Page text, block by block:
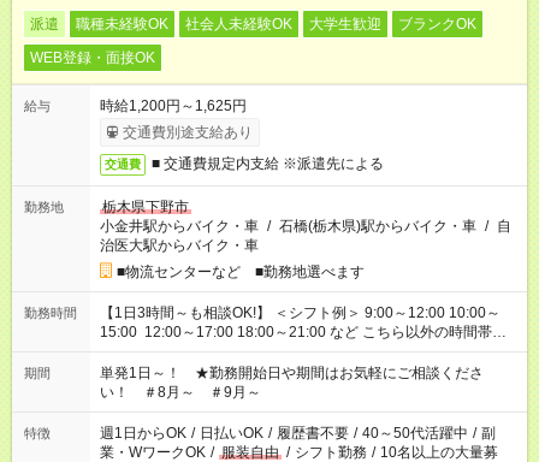
派遣 職種未経験OK 社会人未経験OK 大学生歓迎
ブランクOK
WEB登録・面接OK
給与
時給1,200円～1,625円
交通費別途支給あり
交通費 ■ 交通費規定内支給 ※派遣先による
勤務地
栃木県下野市
小金井駅からバイク・車 / 石橋(栃木県)駅からバイク・車 / 自
治医大駅からバイク・車
■物流センターなど ■勤務地選べます
勤務時間
【1日3時間～も相談OK!】 ＜シフト例＞ 9:00～12:00 10:00～
15:00 12:00～17:00 18:00～21:00 など こちら以外の時間帯も
お気軽にご相談ください！
期間
単発1日～！ ★勤務開始日や期間はお気軽にご相談くださ
い！ ＃8月～ ＃9月～
特徴 週1日からOK / 日払いOK / 履歴書不要 / 40～50代活躍中 / 副
業・WワークOK / 服装自由 / シフト勤務 / 10名以上の大量募